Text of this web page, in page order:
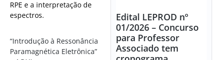
RPE e a interpretação de
espectros.
“Introdução à Ressonância
Paramagnética Eletrônica”
Edital LEPROD nº
01/2026 – Concurso
para Professor
Associado tem